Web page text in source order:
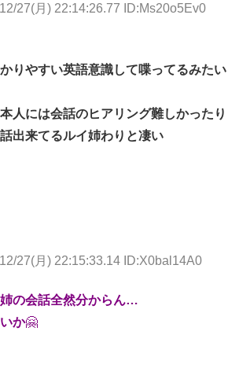
27(月) 22:14:26.77 ID:Ms20o5Ev0
りやすい英語意識して喋ってるみたい
人には会話のヒアリング難しかったり
出来てるルイ姉わりと凄い
27(月) 22:15:33.14 ID:X0bal14A0
の会話全然分からん…
か🤗